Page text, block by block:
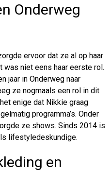
Onderweg
ervoor dat ze al op haar
was niet eens haar eerste rol.
jaar in Onderweg naar
ze nogmaals een rol in dit
enige dat Nikkie graag
programma’s. Onder
ze shows. Sinds 2014 is
lifestyledeskundige.
en